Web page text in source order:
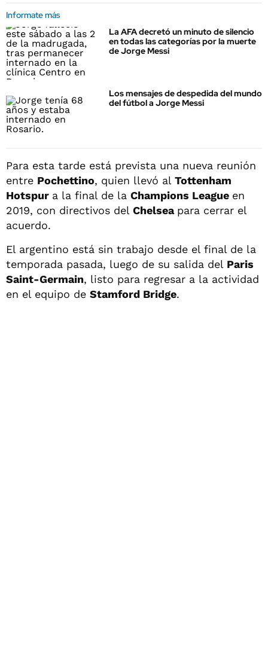
Informate más
La AFA decretó un minuto de silencio
en todas las categorías por la muerte
de Jorge Messi
Los mensajes de despedida del mundo
del fútbol a Jorge Messi
Para esta tarde está prevista una nueva reunión
entre Pochettino, quien llevó al Tottenham
Hotspur a la final de la Champions League en
2019, con directivos del Chelsea para cerrar el
acuerdo.
El argentino está sin trabajo desde el final de la
temporada pasada, luego de su salida del Paris
Saint-Germain, listo para regresar a la actividad
en el equipo de Stamford Bridge.